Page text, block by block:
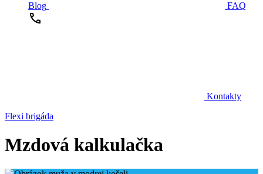
Blog FAQ
Kontakty
Flexi brigáda
Mzdová kalkulačka